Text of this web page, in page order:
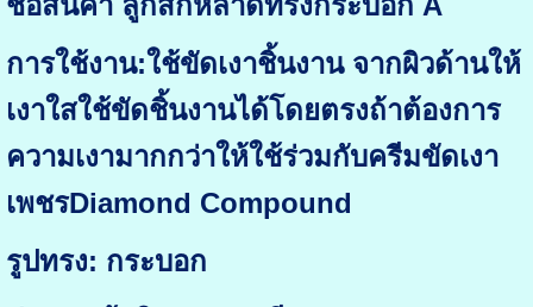
การใช้งาน:ใช้ขัดเงาชิ้นงาน จากผิวด้านให้
เงาใสใช้ขัดชิ้นงานได้โดยตรงถ้าต้องการ
ความเงามากกว่าให้ใช้ร่วมกับครีมขัดเงา
เพชรDiamond Compound
รูปทรง: กระบอก